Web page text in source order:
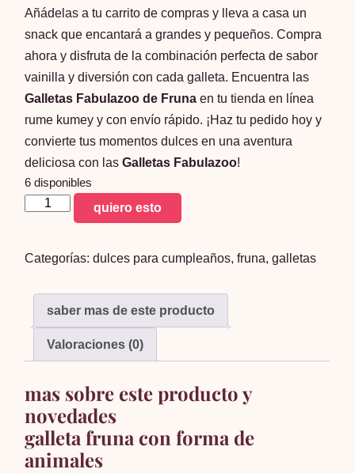
Añádelas a tu carrito de compras y lleva a casa un
snack que encantará a grandes y pequeños. Compra
ahora y disfruta de la combinación perfecta de sabor
vainilla y diversión con cada galleta. Encuentra las
Galletas Fabulazoo de Fruna en tu tienda en línea
rume kumey y con envío rápido. ¡Haz tu pedido hoy y
convierte tus momentos dulces en una aventura
deliciosa con lasGalletas Fabulazoo!
6 disponibles
galletas
fabulazoo
gramos
quiero esto
Categorías:dulces para cumpleaños,fruna,galletas
saber mas de este producto
Valoraciones (0)
mas sobre este producto y
novedades
galleta fruna con forma de
animales